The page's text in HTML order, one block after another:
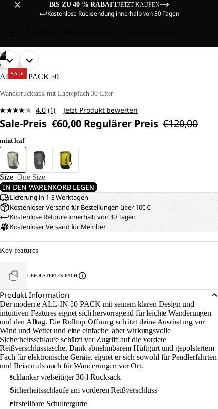
BIS ZU 40 % RABATTJETZT KAUFEN
Kostenlose Rücksendung innerhalb von 30 Tagen
SALE
06
BILD
IM
ÖFFNEN
BILD
IM
ÖFFNEN
BILD
IM
ÖFFNEN
BILD
IM
ÖFFNEN
BILD
IM
ÖFFNEN
BILD
IM
ÖFFNEN
LIFESTYLE
ALL-IN PACK 30
Wanderrucksack mit Laptopfach 30 Liter
4.0 Bewertung
lesen.
Link
derselben
Seite.
(1) Jetzt Produkt bewerten
Sale-Preis €60,00 Regulärer Preis €120,00
mint leaf
Size One Size
IN DEN WARENKORB LEGEN
Lieferung in 1-3 Werktagen
Kostenloser Versand für Bestellungen über 100 €
Kostenlose Retoure innerhalb von 30 Tagen
Kostenloser Versand für Member
Key features
GEPOLSTERTES FACH
Produkt Information
Der moderne ALL-IN 30 PACK mit seinem klaren Design und
intuitiven Features eignet sich hervorragend für leichte Wanderungen
und den Alltag. Die Rolltop-Öffnung schützt deine Ausrüstung vor
Wind und Wetter und eine einfache, aber wirkungsvolle
Sicherheitsschlaufe schützt vor Zugriff auf die vordere
Reißverschlusstasche. Dank abnehmbarem Hüftgurt und gepolstertem
Fach für elektronische Geräte, eignet er sich sowohl für Pendlerfahrten
und Reisen als auch für Wanderungen vor Ort.
schlanker vielseitiger 30-l-Rucksack
Sicherheitsschlaufe am vorderen Reißverschluss
einstellbare Schultergurte